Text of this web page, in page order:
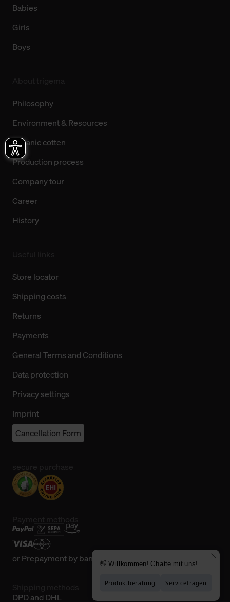
Babies
Girls
Boys
Philosophy
Environment & Resources
Organic cotten
Production process
Company tour
Career
History
Store locator
Shipping costs
Returns
Payments
General Terms and Conditions
Data protection
Privacy settings
Imprint
Cancellation Form
orPrepayment by bank transfer
DPD and DHL